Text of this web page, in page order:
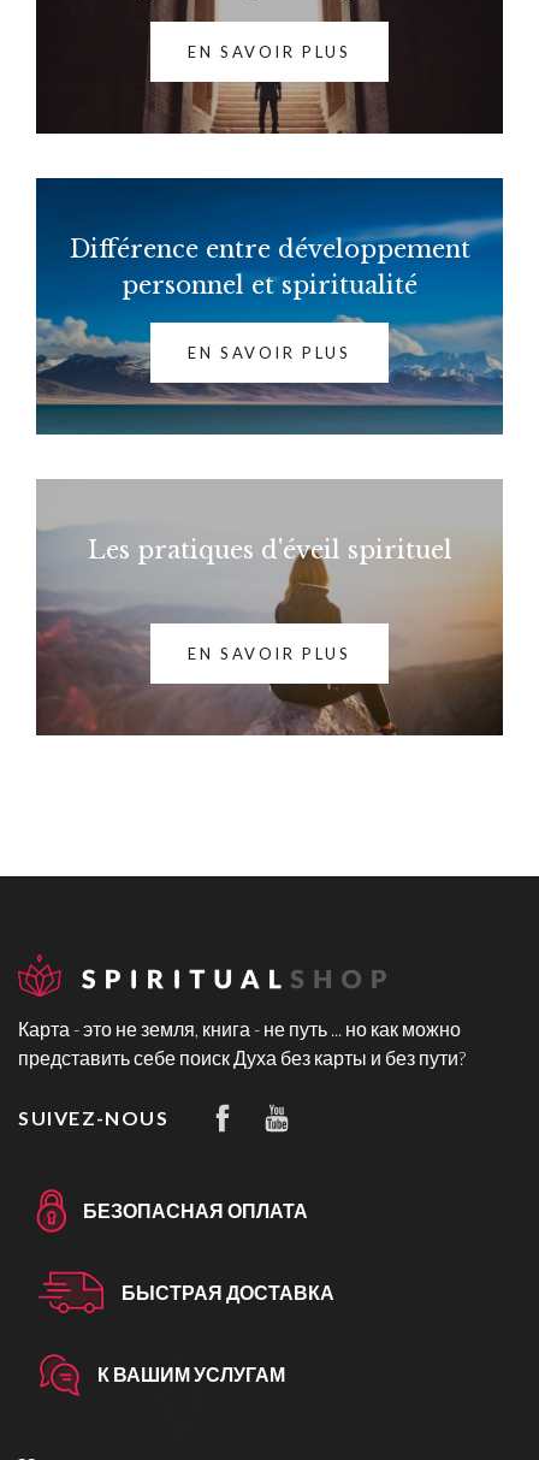
EN SAVOIR PLUS
Différence entre développement
personnel et spiritualité
EN SAVOIR PLUS
Les pratiques d'éveil spirituel
EN SAVOIR PLUS
Карта - это не земля, книга - не путь ... но как можно
представить себе поиск Духа без карты и без пути?
SUIVEZ-NOUS
БЕЗОПАСНАЯ ОПЛАТА
БЫСТРАЯ ДОСТАВКА
К ВАШИМ УСЛУГАМ